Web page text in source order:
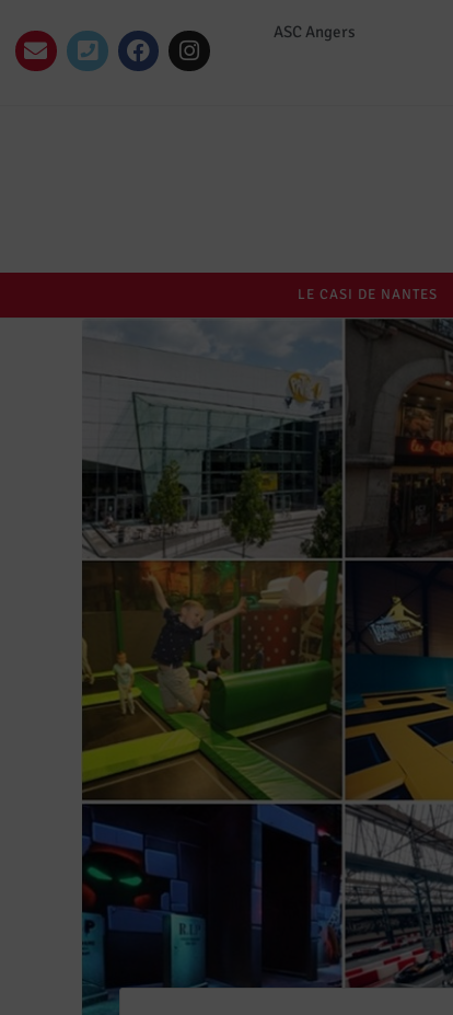
ASC Angers
LE CASI DE NANTES